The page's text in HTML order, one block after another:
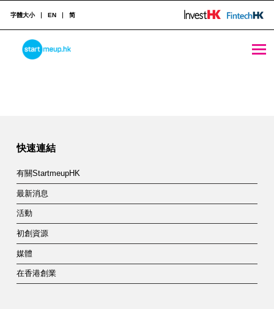
StartmeupHK創業節圓滿落幕 引領全球初創企業邁向未來無限可能 - StartmeupHK
STARTMEUPHK
字體大小 EN 简
r
t
m
e
u
p
H
快速連結
有關StartmeupHK
最新消息
活動
初創資源
媒體
在香港創業